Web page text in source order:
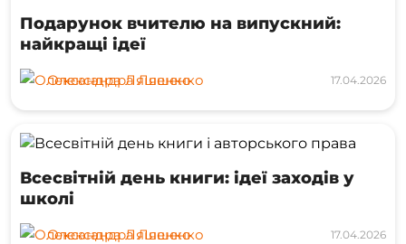
Подарунок вчителю на випускний:
найкращі ідеї
Олександра Ляшенко 17.04.2026
Всесвітній день книги: ідеї заходів у
школі
Олександра Ляшенко 17.04.2026